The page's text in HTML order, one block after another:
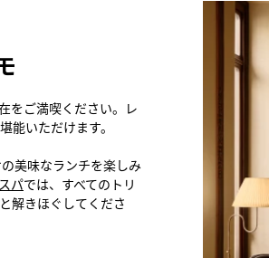
をご満喫ください。レ
能いただけます。
美味なランチを楽しみ
パでは、すべてのトリ
解きほぐしてくださ